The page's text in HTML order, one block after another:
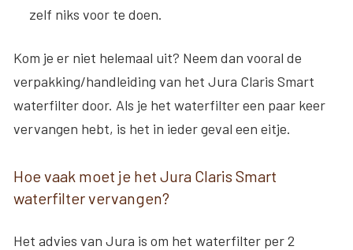
zelf niks voor te doen.
Kom je er niet helemaal uit? Neem dan vooral de
verpakking/handleiding van het Jura Claris Smart
waterfilter door. Als je het waterfilter een paar keer
vervangen hebt, is het in ieder geval een eitje.
Hoe vaak moet je het Jura Claris Smart
waterfilter vervangen?
Het advies van Jura is om het waterfilter per 2